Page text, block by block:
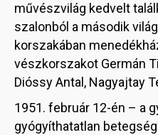
művészvilág kedvelt
szalonból a második
korszakában
vészkorszakot Germán
Dióssy Antal, Nagyajtay
1951. február 12-én – a
gyógyíthatatlan